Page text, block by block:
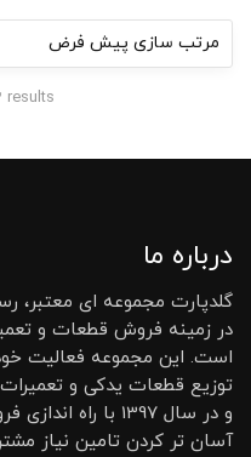
results
درباره ما
گلدپارت مجموعه ای
در زمینه فروش قطعات و
است. این مجموعه فعالیت
و در سال 1397 با
آسان تر کردن تامین نیاز